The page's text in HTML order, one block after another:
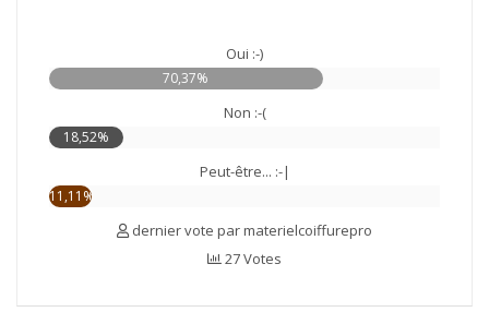
Oui :-)
70,37%
Non :-(
18,52%
Peut-être... :-|
11,11%
dernier vote par materielcoiffurepro
27 Votes